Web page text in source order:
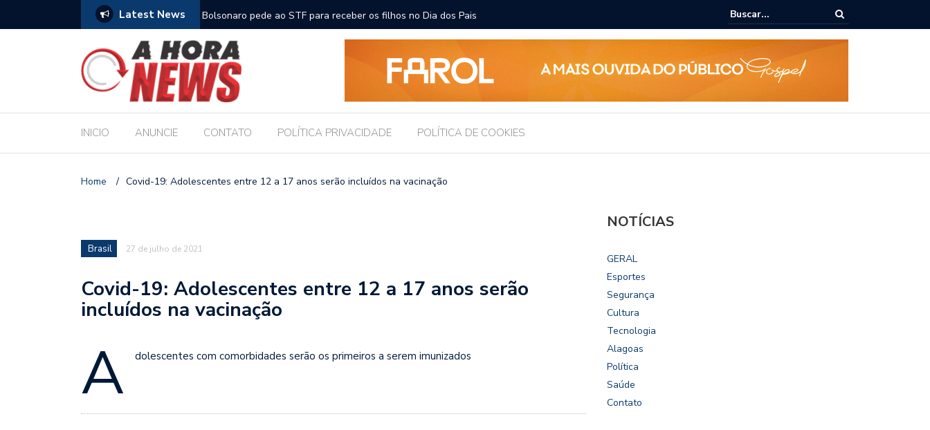
Latest News
com a Educação durante posse Bolsonaro pede ao STF para receber os filhos no Dia dos Pais
Câmara dialoga com UFAL e Faculdade de Coimbra sobre parcerias para
Legislativo
INICIO ANUNCIE CONTATO POLÍTICA PRIVACIDADE POLÍTICA DE COOKIES
Home / Covid-19: Adolescentes entre 12 a 17 anos serão incluídos na vacinação
Brasil 27 de julho de 2021
Covid-19: Adolescentes entre 12 a 17 anos serão
incluídos na vacinação
A dolescentes com comorbidades serão os primeiros a serem imunizados
NOTÍCIAS
GERAL
Esportes
Segurança
Cultura
Tecnologia
Alagoas
Política
Saúde
Contato